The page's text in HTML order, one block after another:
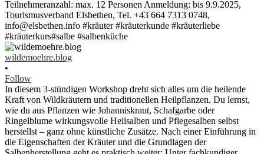
wildemoehre.blog
•
Follow
In diesem 3-stündigen Workshop dreht sich alles um die heilende
Kraft von Wildkräutern und traditionellen Heilpflanzen. Du lernst,
wie du aus Pflanzen wie Johanniskraut, Schafgarbe oder
Ringelblume wirkungsvolle Heilsalben und Pflegesalben selbst
herstellst – ganz ohne künstliche Zusätze. Nach einer Einführung in
die Eigenschaften der Kräuter und die Grundlagen der